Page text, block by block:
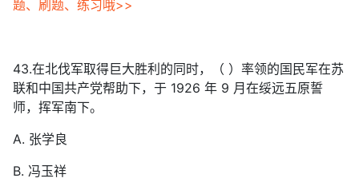
题、刷题、练习哦>>
43.在北伐军取得巨大胜利的同时，（ ）率领的国民军在苏
联和中国共产党帮助下，于 1926 年 9 月在绥远五原誓
师，挥军南下。
A. 张学良
B. 冯玉祥